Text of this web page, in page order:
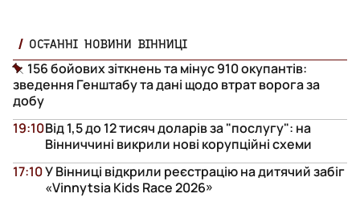
ОСТАННІ НОВИНИ ВІННИЦІ
156 бойових зіткнень та мінус 910 окупантів:
зведення Генштабу та дані щодо втрат ворога за
добу
Від 1,5 до 12 тисяч доларів за "послугу": на
Вінниччині викрили нові корупційні схеми
19:10
У Вінниці відкрили реєстрацію на дитячий забіг
«Vinnytsia Kids Race 2026»
17:10